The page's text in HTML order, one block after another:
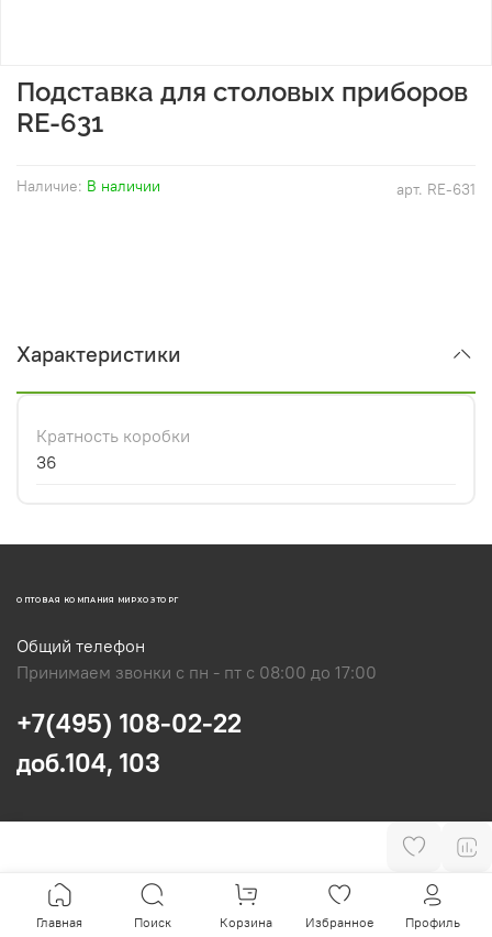
арт. RE-631
Наличие: В наличии
Подставка для столовых приборов
RE-631
Характеристики
Кратность коробки
36
ОПТОВАЯ КОМПАНИЯ МИРХОЗТОРГ
Общий телефон
Принимаем звонки с пн - пт с 08:00 до 17:00
+7(495) 108-02-22
доб.104, 103
Главная Поиск Корзина Избранное Профиль